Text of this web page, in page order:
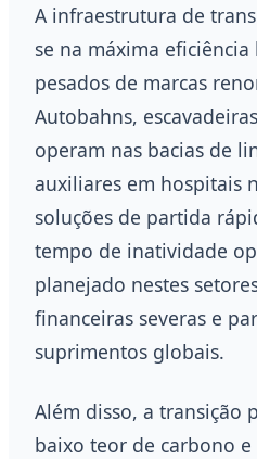
A infraestrutura de
se na máxima
pesados de marcas
Autobahns,
operam nas bacias de
auxiliares em hospitais
soluções de partida
tempo de inatividade
planejado nestes
financeiras severas e
suprimentos globais.
Além disso, a transição
baixo teor de carbono